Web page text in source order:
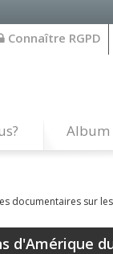
Connaître RGPD
Album
documentaires sur
d'Amérique